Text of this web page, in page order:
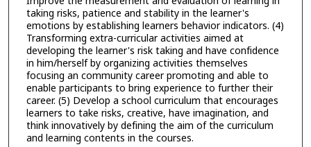
taking risks, patience and stability in the learner's
emotions by establishing learners behavior indicators. (4)
Transforming extra-curricular activities aimed at
developing the learner's risk taking and have confidence
in him/herself by organizing activities themselves
focusing an community career promoting and able to
enable participants to bring experience to further their
career. (5) Develop a school curriculum that encourages
learners to take risks, creative, have imagination, and
think innovatively by defining the aim of the curriculum
and learning contents in the courses.